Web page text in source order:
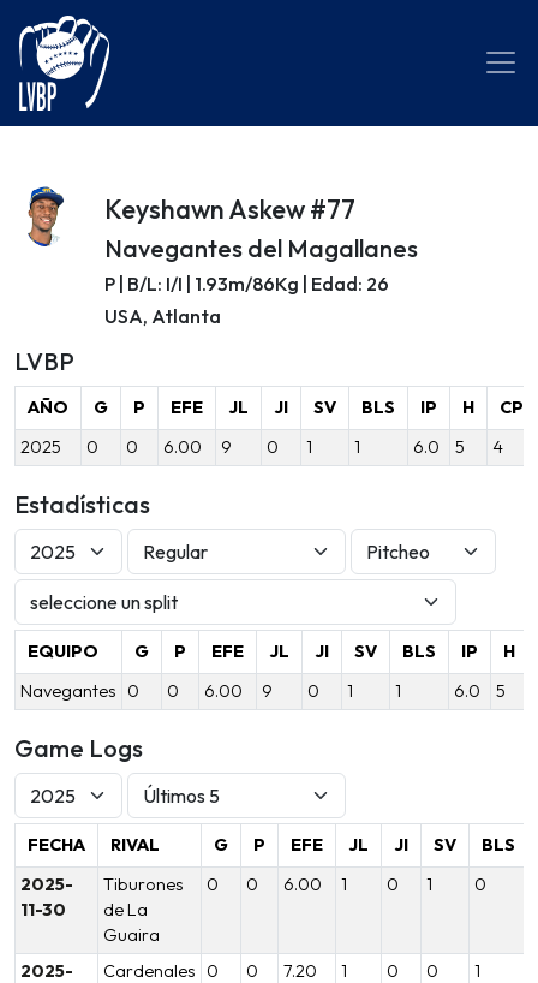
Keyshawn Askew #77
Navegantes del Magallanes
P | B/L: I/I | 1.93m/86Kg | Edad: 26
USA, Atlanta
LVBP
AÑO G P EFE JL JI SV BLS IP H
CP
2025
0 0 6.00 9 0 1 1 6.0 5 4
Estadísticas
EQUIPO G P EFE JL JI SV BLS IP
H
Navegantes
0 0 6.00 9 0 1 1 6.0 5
Game Logs
FECHA RIVAL G P EFE JL JI SV
BLS
2025-
11-30
Tiburones
de La
Guaira
0 0 6.00 1 0 1 0
2025-
Cardenales
0 0 7.20 1 0 0 1